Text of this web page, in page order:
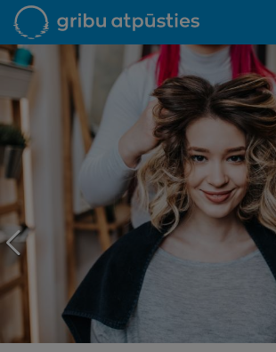
Iepatikās šis
Līdz brīnišķīgai atpūtai atlikuši